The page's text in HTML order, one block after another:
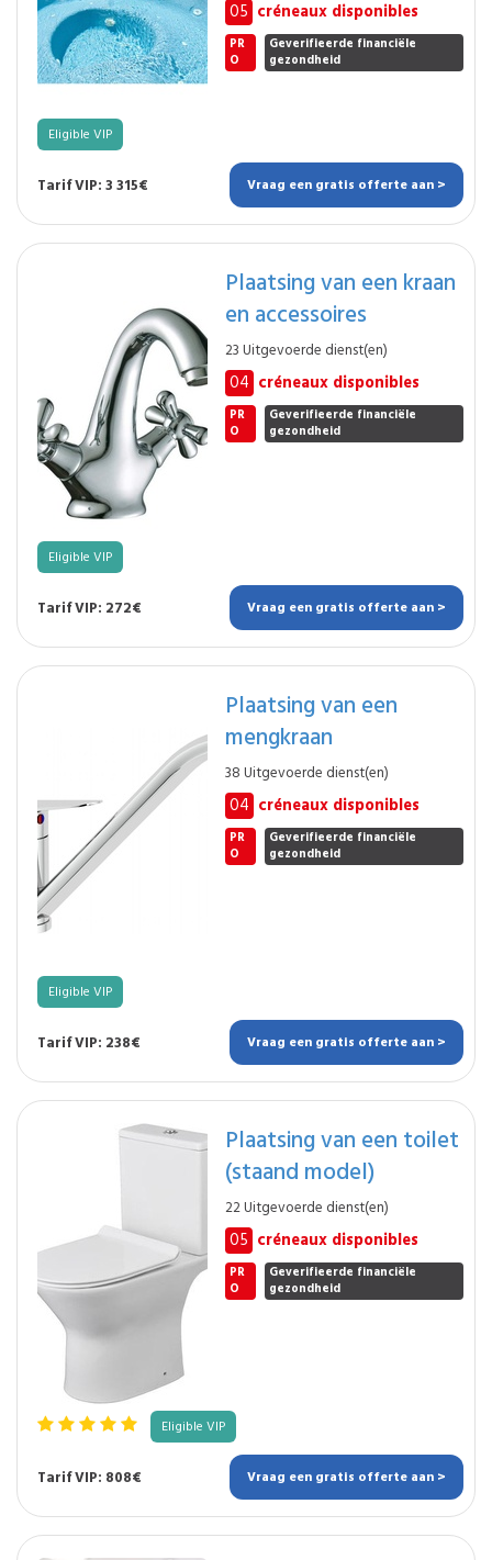
05 créneaux disponibles
PR
O
Geverifieerde financiële
gezondheid
Eligible VIP
Tarif VIP: 3 315€ Vraag een gratis offerte aan >
Plaatsing van een kraan
en accessoires
23 Uitgevoerde dienst(en)
04 créneaux disponibles
PR
O
Geverifieerde financiële
gezondheid
Eligible VIP
Tarif VIP: 272€ Vraag een gratis offerte aan >
Plaatsing van een
mengkraan
38 Uitgevoerde dienst(en)
04 créneaux disponibles
PR
O
Geverifieerde financiële
gezondheid
Eligible VIP
Tarif VIP: 238€ Vraag een gratis offerte aan >
Plaatsing van een toilet
(staand model)
22 Uitgevoerde dienst(en)
05 créneaux disponibles
PR
O
Geverifieerde financiële
gezondheid
Eligible VIP
Tarif VIP: 808€ Vraag een gratis offerte aan >